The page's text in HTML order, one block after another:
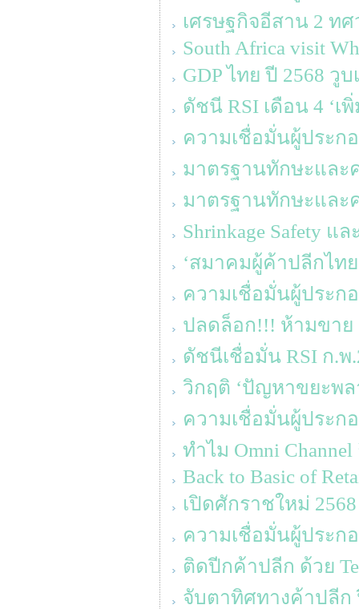
เศรษฐกิจอีสาน 2 ท
South Africa visit
GDP ไทย ปี 2568 วู
ดัชนี RSI เดือน 4 ‘เ
ความเชื่อมั่นผู้ประก
มาตรฐานทักษะและ
มาตรฐานทักษะและ
Shrinkage Safety แ
‘สมาคมผู้ค้าปลีกไท
ความเชื่อมั่นผู้ประก
ปลดล็อก!!! ห้ามขาย
ดัชนีเชื่อมั่น RSI ก.พ
วิกฤติ ‘ปัญหาขยะพล
ความเชื่อมั่นผู้ประก
ทำไม Omni
Back to Basic of
เปิดศักราชใหม่
ความเชื่อมั่นผู้ประก
ติดปีกค้าปลีก ด้วย
จับตาทิศทางค้าปลีก